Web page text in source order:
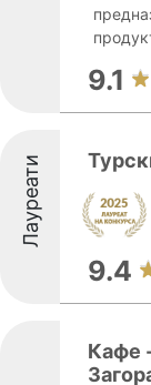
9.1
Лауреати
9.4
Кафе